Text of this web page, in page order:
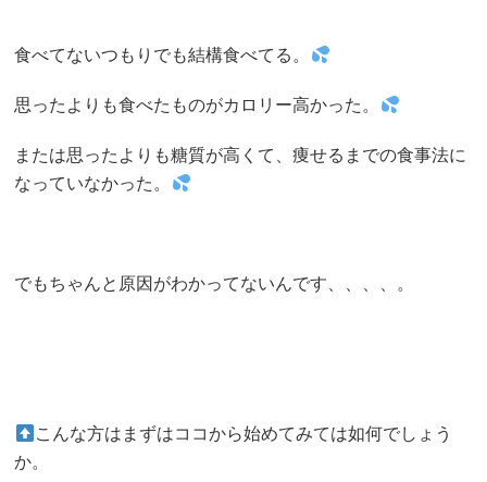
食べてないつもりでも結構食べてる。
思ったよりも食べたものがカロリー高かった。
または思ったよりも糖質が高くて、痩せるまでの食事法に
なっていなかった。
でもちゃんと原因がわかってないんです、、、、。
こんな方はまずはココから始めてみては如何でしょう
か。